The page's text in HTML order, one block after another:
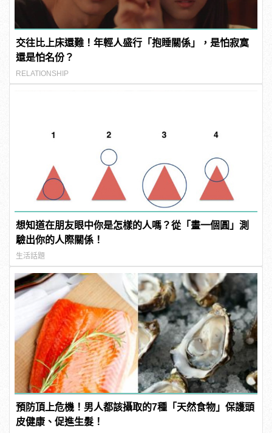
交往比上床還難！年輕人盛行「抱睡關係」，是怕寂寞
還是怕名份？
RELATIONSHIP
想知道在朋友眼中你是怎樣的人嗎？從「畫一個圓」測
驗出你的人際關係！
生活話題
預防頂上危機！男人都該攝取的7種「天然食物」保護頭
皮健康、促進生髮！